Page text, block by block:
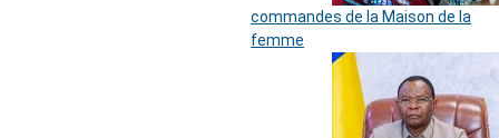
commandes de la Maison de la
femme